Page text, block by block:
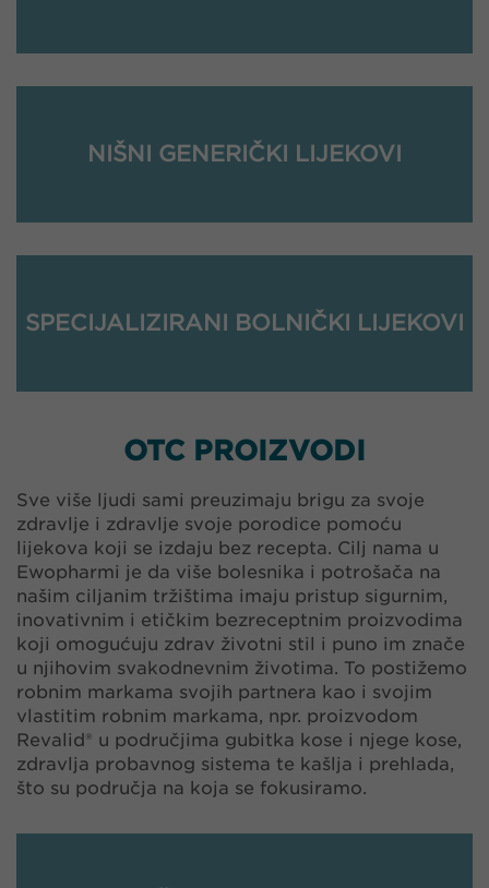
NIŠNI GENERIČKI LIJEKOVI
SPECIJALIZIRANI BOLNIČKI LIJEKOVI
OTC PROIZVODI
Sve više ljudi sami preuzimaju brigu za svoje
zdravlje i zdravlje svoje porodice pomoću
lijekova koji se izdaju bez recepta. Cilj nama u
Ewopharmi je da više bolesnika i potrošača na
našim ciljanim tržištima imaju pristup sigurnim,
inovativnim i etičkim bezreceptnim proizvodima
koji omogućuju zdrav životni stil i puno im znače
u njihovim svakodnevnim životima. To postižemo
robnim markama svojih partnera kao i svojim
vlastitim robnim markama, npr. proizvodom
Revalid® u područjima gubitka kose i njege kose,
zdravlja probavnog sistema te kašlja i prehlada,
što su područja na koja se fokusiramo.